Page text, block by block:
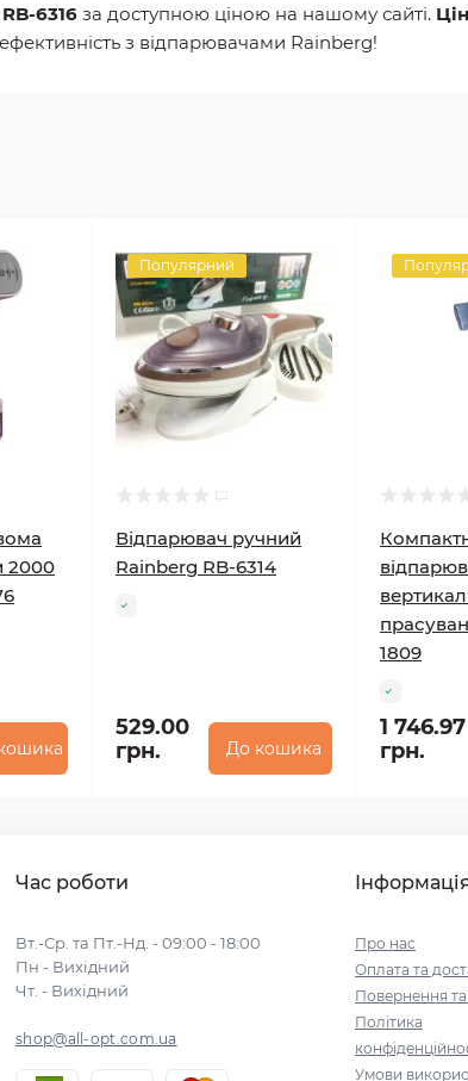
6316 за доступною ціною на нашому сайті.
з відпарювачами Rainberg!
2000
Популярний
Відпарювач ручний
Rainberg RB-6314
529.00
грн.
До кошика
1809
1 746.97
грн.
Час роботи
Вт.-Ср. та Пт.-Нд. - 09:00 - 18:00
Пн - Вихідний
Чт. - Вихідний
shop@all-opt.com.ua
Про нас
Оплата та
Повернення та
Політика
Умови